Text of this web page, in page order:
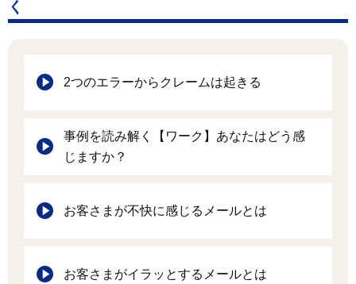
く
2つのエラーからクレームは起きる
事例を読み解く【ワーク】あなたはどう感
じますか？
お客さまが不快に感じるメールとは
お客さまがイラッとするメールとは